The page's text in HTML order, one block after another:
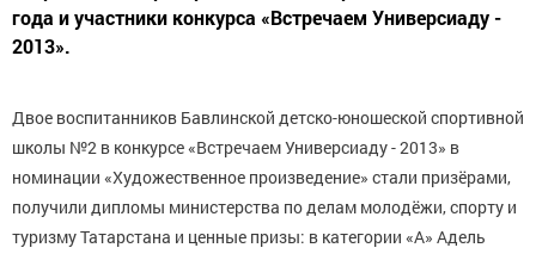
года и участники конкурса «Встречаем Универсиаду -
2013».
Двое воспитанников Бавлинской детско-юношеской спортивной
школы №2 в конкурсе «Встречаем Универсиаду - 2013» в
номинации «Художественное произведение» стали призёрами,
получили дипломы министерства по делам молодёжи, спорту и
туризму Татарстана и ценные призы: в категории «А» Адель